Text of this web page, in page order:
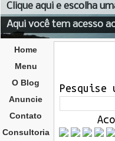
Clique aqui e escolha
Aqui você tem acesso
Home
Menu
O Blog
Anuncie
Contato
Consultoria
Pesquise